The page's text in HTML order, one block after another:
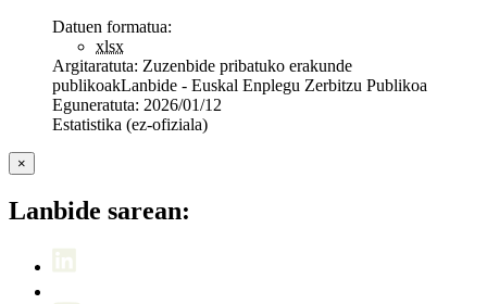
Datuen formatua:
xlsx
Argitaratuta: Zuzenbide pribatuko erakunde
publikoakLanbide - Euskal Enplegu Zerbitzu Publikoa
Eguneratuta: 2026/01/12
Estatistika (ez-ofiziala)
×
Lanbide sarean: